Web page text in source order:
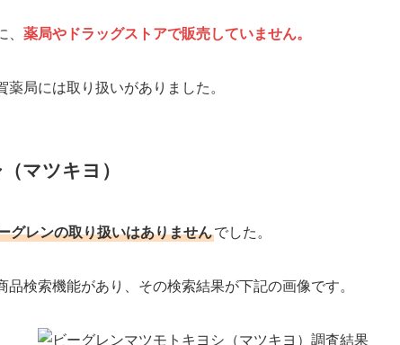
薬局やドラッグストアで販売していません。
薬局には取り扱いがありました。
マツキヨ）
グレンの取り扱いはありませんでした。
品検索機能があり、その検索結果が下記の画像です。